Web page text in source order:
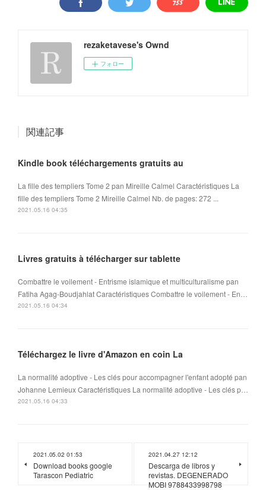
rezaketavese's Ownd
フォロー
関連記事
Kindle book téléchargements gratuits au
La fille des templiers Tome 2 pan Mireille Calmel Caractéristiques La
fille des templiers Tome 2 Mireille Calmel Nb. de pages: 272 ...
2021.05.16 04:35
Livres gratuits à télécharger sur tablette
Combattre le voilement - Entrisme islamique et multiculturalisme pan
Fatiha Agag-Boudjahlat Caractéristiques Combattre le voilement - En…
2021.05.16 04:34
Téléchargez le livre d'Amazon en coin La
La normalité adoptive - Les clés pour accompagner l'enfant adopté pan
Johanne Lemieux Caractéristiques La normalité adoptive - Les clés p…
2021.05.16 04:33
2021.05.02 01:53
Download books google
Tarascon Pediatric
2021.04.27 12:12
Descarga de libros y
revistas. DEGENERADO
MOBI 9788433998798